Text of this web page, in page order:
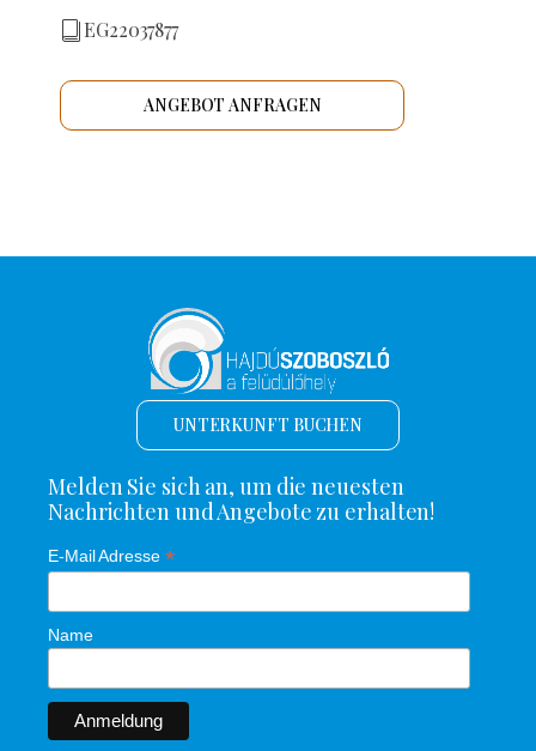
EG22037877
ANGEBOT ANFRAGEN
UNTERKUNFT BUCHEN
Melden Sie sich an, um die neuesten
Nachrichten und Angebote zu erhalten!
E-Mail Adresse *
Name